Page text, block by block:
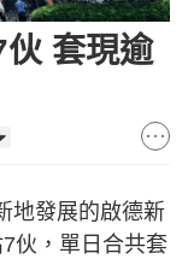
套現逾
地發展的啟德新
伙，單日合共套